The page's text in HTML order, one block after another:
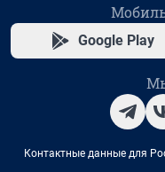
Google Play
Контактные данные для